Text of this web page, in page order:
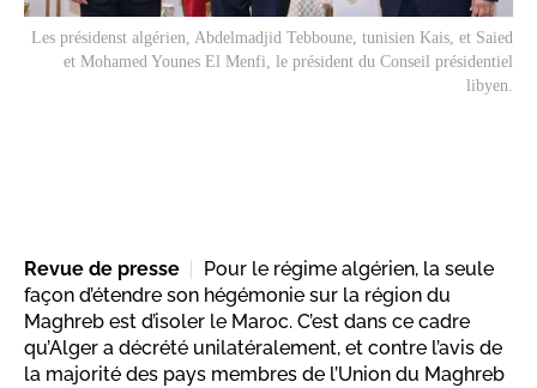
Les présidenst algérien, Abdelmadjid Tebboune, tunisien Kais, et Saied
et Mohamed Younes El Menfi, le président du Conseil présidentiel
libyen.
Revue de presse
Pour le régime algérien, la seule
façon d’étendre son hégémonie sur la région du
Maghreb est d’isoler le Maroc. C’est dans ce cadre
qu’Alger a décrété unilatéralement, et contre l’avis de
la majorité des pays membres de l’Union du Maghreb